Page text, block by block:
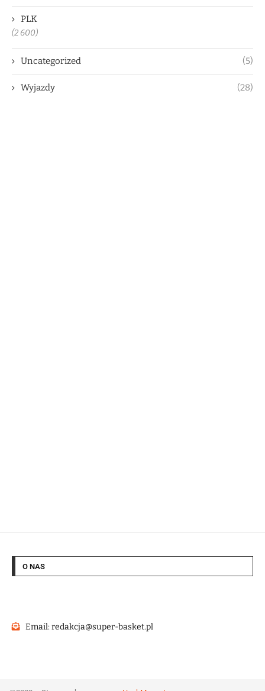
PLK
(2 600)
Uncategorized (5)
Wyjazdy (28)
O NAS
Email: redakcja@super-basket.pl